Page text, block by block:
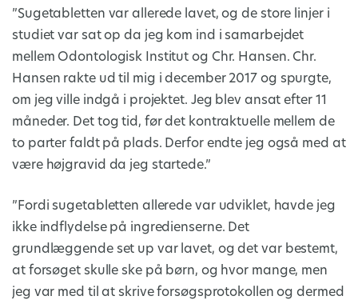
”Sugetabletten var allerede lavet, og de store linjer i
studiet var sat op da jeg kom ind i samarbejdet
mellem Odontologisk Institut og Chr. Hansen. Chr.
Hansen rakte ud til mig i december 2017 og spurgte,
om jeg ville indgå i projektet. Jeg blev ansat efter 11
måneder. Det tog tid, før det kontraktuelle mellem de
to parter faldt på plads. Derfor endte jeg også med at
være højgravid da jeg startede.”
”Fordi sugetabletten allerede var udviklet, havde jeg
ikke indflydelse på ingredienserne. Det
grundlæggende set up var lavet, og det var bestemt,
at forsøget skulle ske på børn, og hvor mange, men
jeg var med til at skrive forsøgsprotokollen og dermed